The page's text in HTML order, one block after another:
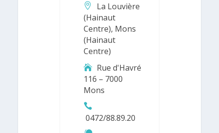
La Louvière
(Hainaut
Centre), Mons
(Hainaut
Centre)
Rue d'Havré
116 – 7000
Mons
0472/88.89.20